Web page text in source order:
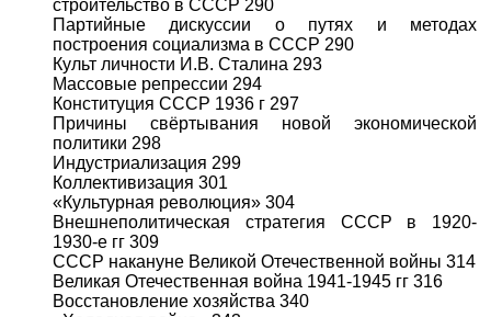
строительство в СССР 290
Партийные дискуссии о путях и методах
построения социализма в СССР 290
Культ личности И.В. Сталина 293
Массовые репрессии 294
Конституция СССР 1936 г 297
Причины свёртывания новой экономической
политики 298
Индустриализация 299
Коллективизация 301
«Культурная революция» 304
Внешнеполитическая стратегия СССР в 1920-
1930-е гг 309
СССР накануне Великой Отечественной войны 314
Великая Отечественная война 1941-1945 гг 316
Восстановление хозяйства 340